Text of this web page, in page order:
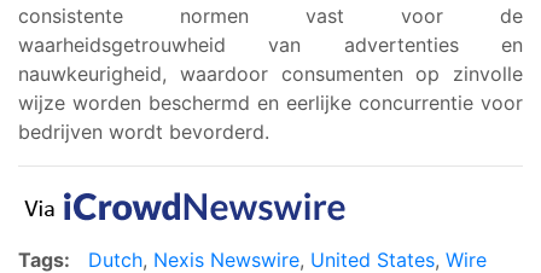
consistente normen vast voor de
waarheidsgetrouwheid van advertenties en
nauwkeurigheid, waardoor consumenten op zinvolle
wijze worden beschermd en eerlijke concurrentie voor
bedrijven wordt bevorderd.
Tags: Dutch, Nexis Newswire, United States, Wire